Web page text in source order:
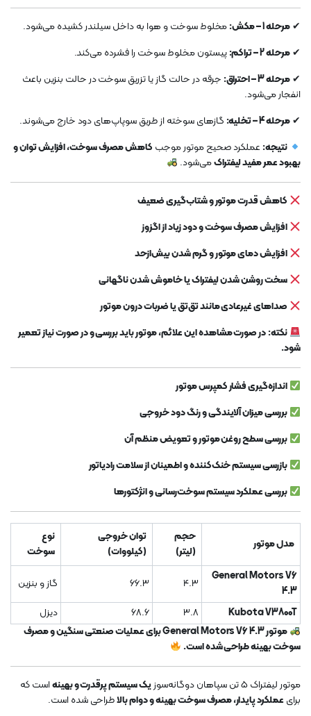
✔مرحله 1 – مکش:
مخلوط سوخت و هوا به داخل سیلندر کشیده می‌شود.
✔مرحله 2 – تراکم:
پیستون مخلوط سوخت را فشرده می‌کند.
✔مرحله 3 – احتراق:
جرقه در حالت گاز یا تزریق سوخت در حالت بنزین باعث
انفجار می‌شود.
✔مرحله 4 – تخلیه:
گازهای سوخته از طریق سوپاپ‌های دود خارج می‌شوند.
نتیجه: عملکرد صحیح موتور موجب کاهش مصرف سوخت، افزایش توان و
بهبود عمر مفید لیفتراکمی‌شود.
کاهش قدرت موتور و شتاب‌گیری ضعیف
افزایش مصرف سوخت و دود زیاد از اگزوز
افزایش دمای موتور و گرم شدن بیش‌ازحد
سخت روشن شدن لیفتراک یا خاموش شدن ناگهانی
صداهای غیرعادی مانند تق‌تق یا ضربات درون موتور
نکته:در صورت مشاهده این علائم، موتور باید بررسی و در صورت نیاز تعمیر
شود.
اندازه‌گیری فشار کمپرس موتور
بررسی میزان آلایندگی و رنگ دود خروجی
بررسی سطح روغن موتور و تعویض منظم آن
بازرسی سیستم خنک‌کننده و اطمینان از سلامت رادیاتور
بررسی عملکرد سیستم سوخت‌رسانی و انژکتورها
مدل موتور
حجم
(لیتر)
توان خروجی
(کیلووات)
نوع
سوخت
General Motors V6
4.3
4.3
66.3
گاز و بنزین
Kubota V3800T
3.8
68.6
دیزل
موتور General Motors V6 4.3 برای عملیات صنعتی سنگین و مصرف
سوخت بهینه طراحی شده است.
موتور لیفتراک 5 تن سپاهان دوگانه‌سوز یک سیستم پرقدرت و بهینهاست که
برای عملکرد پایدار، مصرف سوخت بهینه و دوام بالاطراحی شده است.